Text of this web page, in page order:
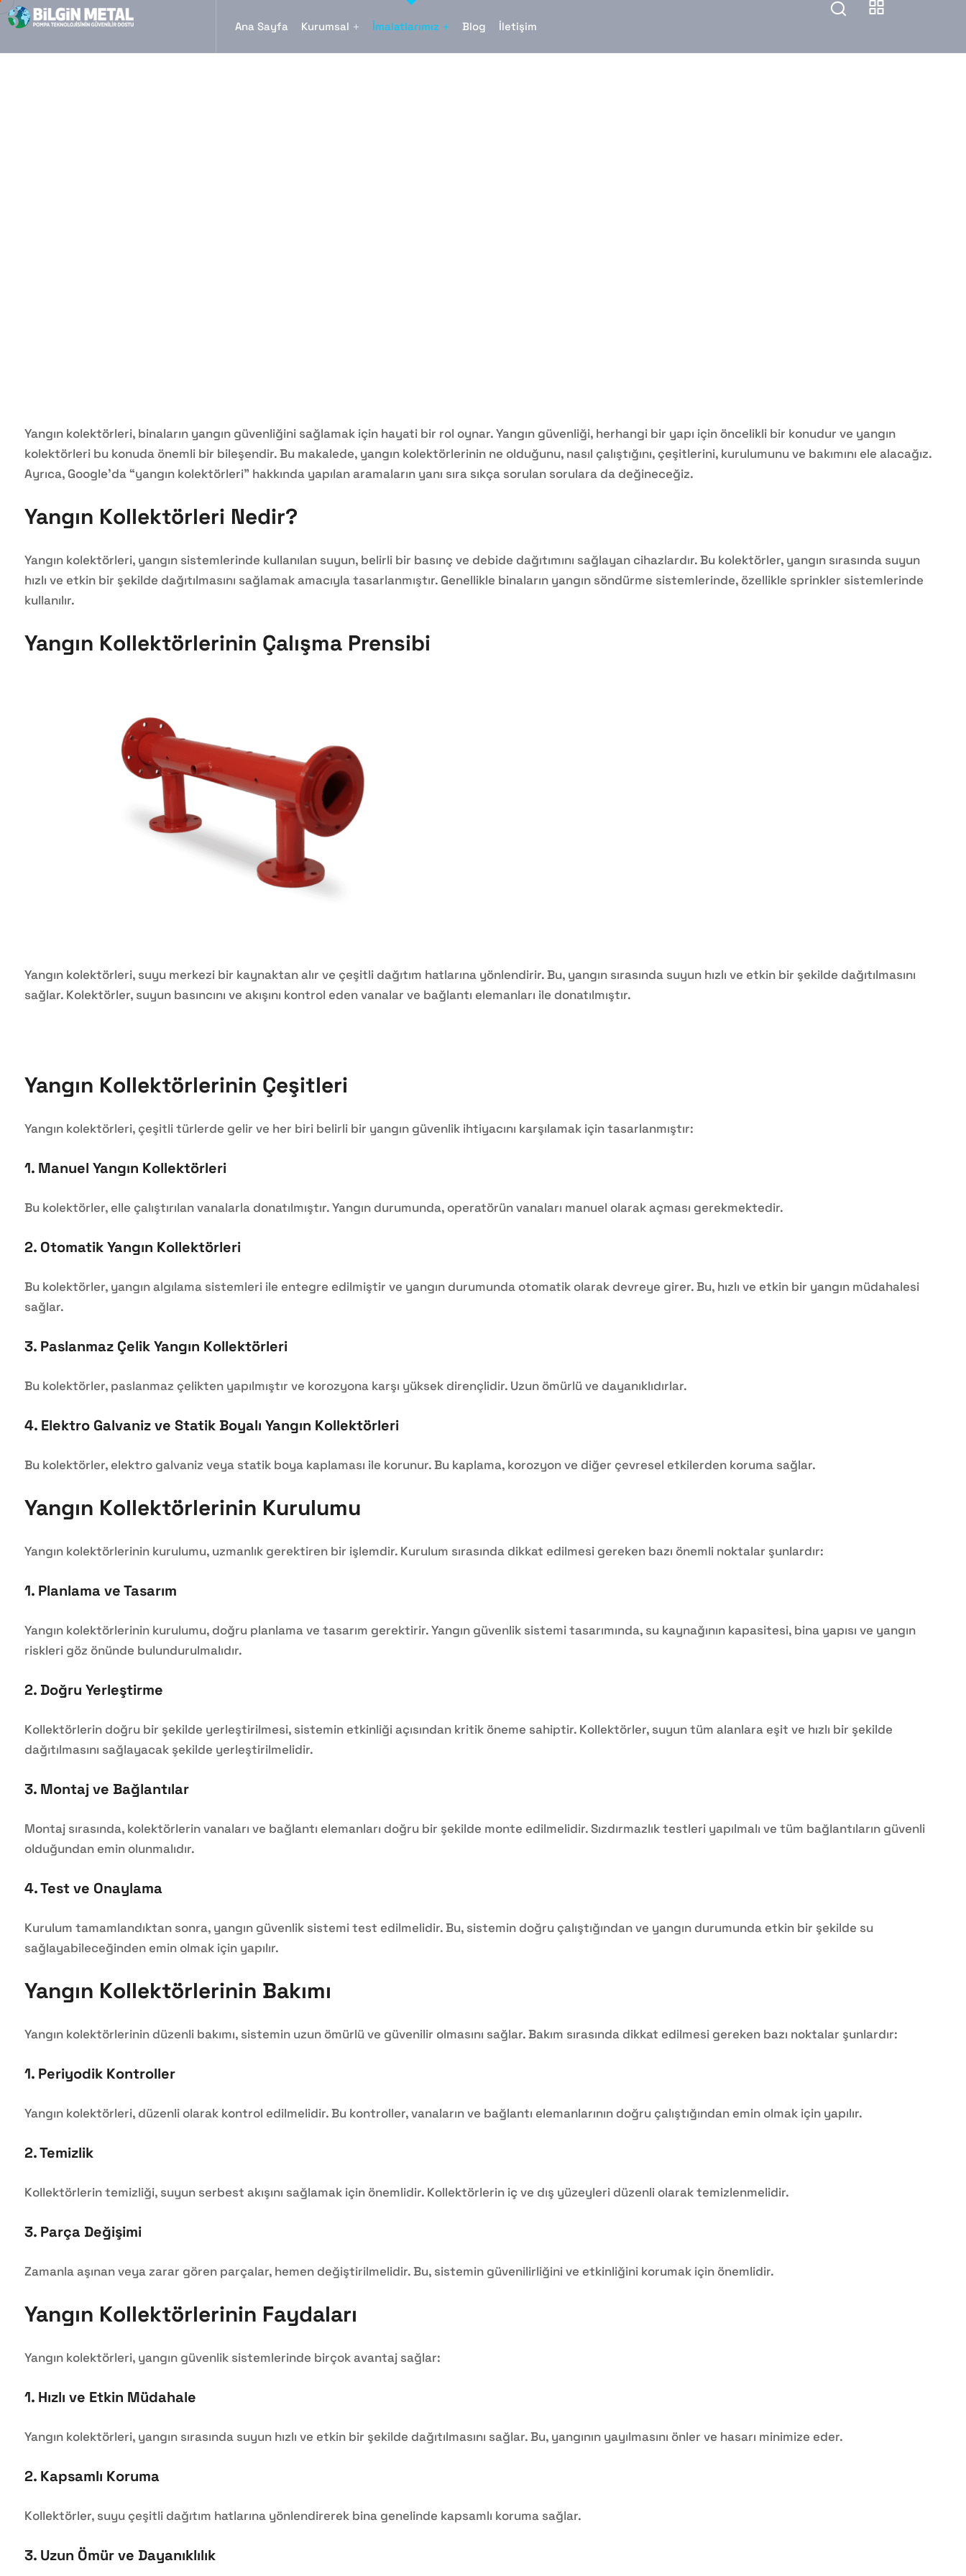
Ana Sayfa Kurumsal İmalatlarımız Blog İletişim
Yangın kolektörleri, binaların yangın güvenliğini sağlamak için hayati bir rol oynar. Yangın güvenliği, herhangi bir yapı için öncelikli bir konudur ve yangın
kolektörleri bu konuda önemli bir bileşendir. Bu makalede, yangın kolektörlerinin ne olduğunu, nasıl çalıştığını, çeşitlerini, kurulumunu ve bakımını ele alacağız.
Ayrıca, Google’da “yangın kolektörleri” hakkında yapılan aramaların yanı sıra sıkça sorulan sorulara da değineceğiz.
Yangın Kollektörleri Nedir?
Yangın kolektörleri, yangın sistemlerinde kullanılan suyun, belirli bir basınç ve debide dağıtımını sağlayan cihazlardır. Bu kolektörler, yangın sırasında suyun
hızlı ve etkin bir şekilde dağıtılmasını sağlamak amacıyla tasarlanmıştır. Genellikle binaların yangın söndürme sistemlerinde, özellikle sprinkler sistemlerinde
kullanılır.
Yangın Kollektörlerinin Çalışma Prensibi
Yangın kolektörleri, suyu merkezi bir kaynaktan alır ve çeşitli dağıtım hatlarına yönlendirir. Bu, yangın sırasında suyun hızlı ve etkin bir şekilde dağıtılmasını
sağlar. Kolektörler, suyun basıncını ve akışını kontrol eden vanalar ve bağlantı elemanları ile donatılmıştır.
Yangın Kollektörlerinin Çeşitleri
Yangın kolektörleri, çeşitli türlerde gelir ve her biri belirli bir yangın güvenlik ihtiyacını karşılamak için tasarlanmıştır:
1. Manuel Yangın Kollektörleri
Bu kolektörler, elle çalıştırılan vanalarla donatılmıştır. Yangın durumunda, operatörün vanaları manuel olarak açması gerekmektedir.
2. Otomatik Yangın Kollektörleri
Bu kolektörler, yangın algılama sistemleri ile entegre edilmiştir ve yangın durumunda otomatik olarak devreye girer. Bu, hızlı ve etkin bir yangın müdahalesi
sağlar.
3. Paslanmaz Çelik Yangın Kollektörleri
Bu kolektörler, paslanmaz çelikten yapılmıştır ve korozyona karşı yüksek dirençlidir. Uzun ömürlü ve dayanıklıdırlar.
4. Elektro Galvaniz ve Statik Boyalı Yangın Kollektörleri
Bu kolektörler, elektro galvaniz veya statik boya kaplaması ile korunur. Bu kaplama, korozyon ve diğer çevresel etkilerden koruma sağlar.
Yangın Kollektörlerinin Kurulumu
Yangın kolektörlerinin kurulumu, uzmanlık gerektiren bir işlemdir. Kurulum sırasında dikkat edilmesi gereken bazı önemli noktalar şunlardır:
1. Planlama ve Tasarım
Yangın kolektörlerinin kurulumu, doğru planlama ve tasarım gerektirir. Yangın güvenlik sistemi tasarımında, su kaynağının kapasitesi, bina yapısı ve yangın
riskleri göz önünde bulundurulmalıdır.
2. Doğru Yerleştirme
Kollektörlerin doğru bir şekilde yerleştirilmesi, sistemin etkinliği açısından kritik öneme sahiptir. Kollektörler, suyun tüm alanlara eşit ve hızlı bir şekilde
dağıtılmasını sağlayacak şekilde yerleştirilmelidir.
3. Montaj ve Bağlantılar
Montaj sırasında, kolektörlerin vanaları ve bağlantı elemanları doğru bir şekilde monte edilmelidir. Sızdırmazlık testleri yapılmalı ve tüm bağlantıların güvenli
olduğundan emin olunmalıdır.
4.Test ve Onaylama
Kurulum tamamlandıktan sonra, yangın güvenlik sistemi test edilmelidir. Bu, sistemin doğru çalıştığından ve yangın durumunda etkin bir şekilde su
sağlayabileceğinden emin olmak için yapılır.
Yangın Kollektörlerinin Bakımı
Yangın kolektörlerinin düzenli bakımı, sistemin uzun ömürlü ve güvenilir olmasını sağlar. Bakım sırasında dikkat edilmesi gereken bazı noktalar şunlardır:
1. Periyodik Kontroller
Yangın kolektörleri, düzenli olarak kontrol edilmelidir. Bu kontroller, vanaların ve bağlantı elemanlarının doğru çalıştığından emin olmak için yapılır.
2.Temizlik
Kollektörlerin temizliği, suyun serbest akışını sağlamak için önemlidir. Kollektörlerin iç ve dış yüzeyleri düzenli olarak temizlenmelidir.
3. Parça Değişimi
Zamanla aşınan veya zarar gören parçalar, hemen değiştirilmelidir. Bu, sistemin güvenilirliğini ve etkinliğini korumak için önemlidir.
Yangın Kollektörlerinin Faydaları
Yangın kolektörleri, yangın güvenlik sistemlerinde birçok avantaj sağlar:
1. Hızlı ve Etkin Müdahale
Yangın kolektörleri, yangın sırasında suyun hızlı ve etkin bir şekilde dağıtılmasını sağlar. Bu, yangının yayılmasını önler ve hasarı minimize eder.
2. Kapsamlı Koruma
Kollektörler, suyu çeşitli dağıtım hatlarına yönlendirerek bina genelinde kapsamlı koruma sağlar.
3. Uzun Ömür ve Dayanıklılık